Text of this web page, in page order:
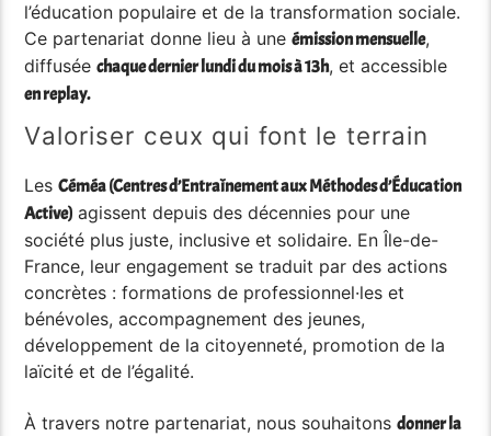
l’éducation populaire et de la transformation sociale.
Ce partenariat donne lieu à uneémission mensuelle,
diffuséechaque dernier lundi du mois à 13h, et accessible
en replay.
Valoriser ceux qui font le terrain
LesCéméa (Centres d’Entraînement aux Méthodes d’Éducation
Active) agissent depuis des décennies pour une
société plus juste, inclusive et solidaire. En Île-de-
France, leur engagement se traduit par des actions
concrètes : formations de professionnel·les et
bénévoles, accompagnement des jeunes,
développement de la citoyenneté, promotion de la
laïcité et de l’égalité.
À travers notre partenariat, nous souhaitonsdonner la